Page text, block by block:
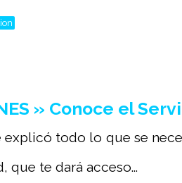
» Conoce el
explicó todo lo que se
que te dará acceso...